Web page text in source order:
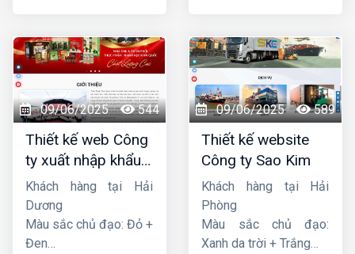
09/06/2025 544
Thiết kế web Công
ty xuất nhập khẩu
Thiên Thuận Phát
Khách hàng tại Hải
Dương
Màu sắc chủ đạo: Đỏ +
Đen
09/06/2025 589
Thiết kế website
Công ty Sao Kim
Khách hàng tại Hải
Phòng
Màu sắc chủ đạo:
Xanh da trời + Trắng